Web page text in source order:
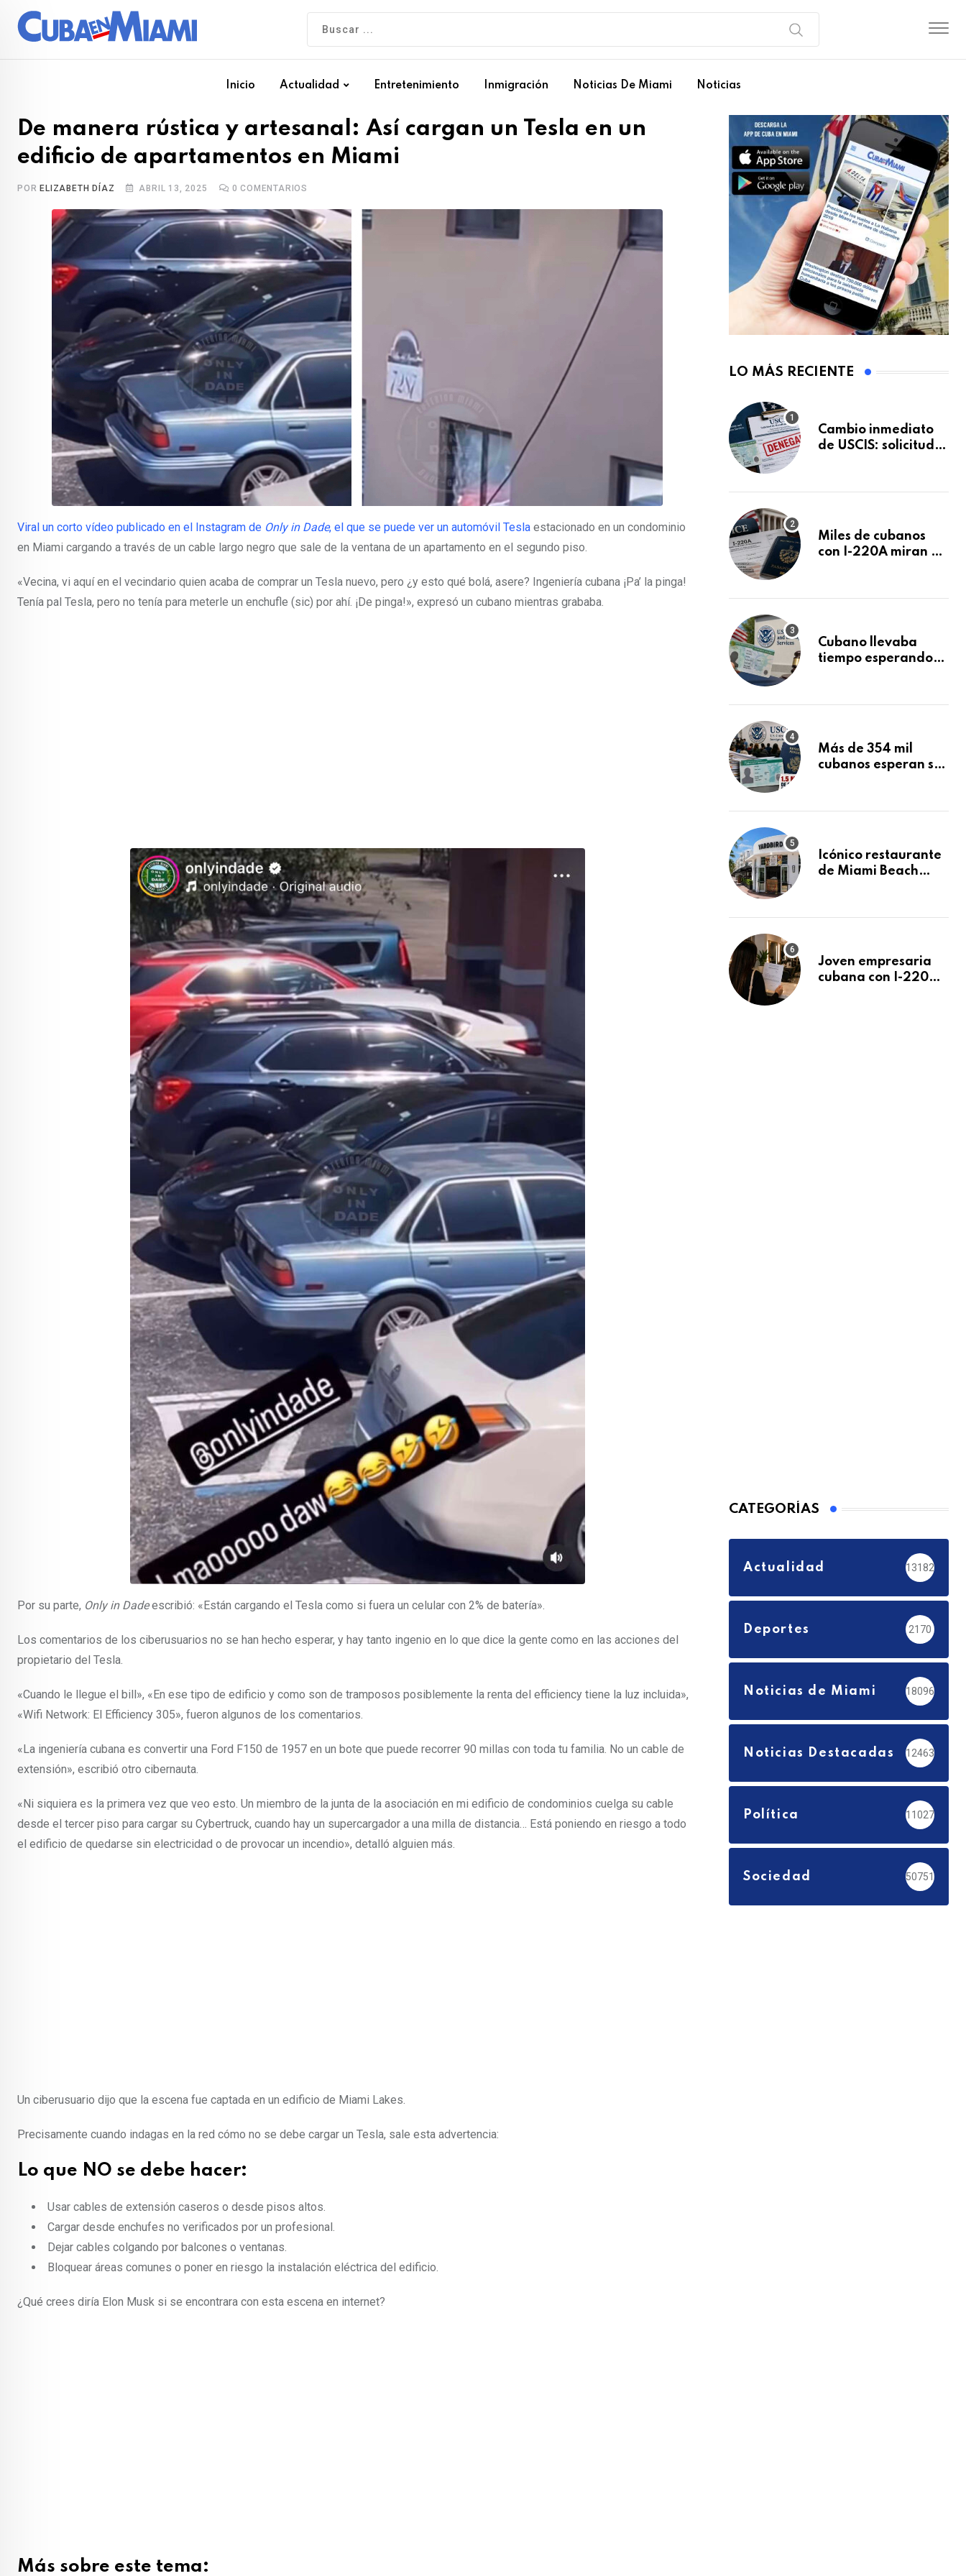
Inicio Actualidad Entretenimiento Inmigración Noticias De Miami Noticias
De manera rústica y artesanal: Así cargan un Tesla en un
edificio de apartamentos en Miami
POR ELIZABETH DÍAZ ABRIL 13, 2025 0 COMENTARIOS
Viral un corto vídeo publicado en el Instagram de Only in Dade, el que se puede ver un automóvil Tesla estacionado en un condominio
en Miami cargando a través de un cable largo negro que sale de la ventana de un apartamento en el segundo piso.
«Vecina, vi aquí en el vecindario quien acaba de comprar un Tesla nuevo, pero ¿y esto qué bolá, asere? Ingeniería cubana ¡Pa’ la pinga!
Tenía pal Tesla, pero no tenía para meterle un enchufle (sic) por ahí. ¡De pinga!», expresó un cubano mientras grababa.
Por su parte, Only in Dadeescribió: «Están cargando el Tesla como si fuera un celular con 2% de batería».
Los comentarios de los ciberusuarios no se han hecho esperar, y hay tanto ingenio en lo que dice la gente como en las acciones del
propietario del Tesla.
«Cuando le llegue el bill», «En ese tipo de edificio y como son de tramposos posiblemente la renta del efficiency tiene la luz incluida»,
«Wifi Network: El Efficiency 305», fueron algunos de los comentarios.
«La ingeniería cubana es convertir una Ford F150 de 1957 en un bote que puede recorrer 90 millas con toda tu familia. No un cable de
extensión», escribió otro cibernauta.
«Ni siquiera es la primera vez que veo esto. Un miembro de la junta de la asociación en mi edificio de condominios cuelga su cable
desde el tercer piso para cargar su Cybertruck, cuando hay un supercargador a una milla de distancia… Está poniendo en riesgo a todo
el edificio de quedarse sin electricidad o de provocar un incendio», detalló alguien más.
Un ciberusuario dijo que la escena fue captada en un edificio de Miami Lakes.
Precisamente cuando indagas en la red cómo no se debe cargar un Tesla, sale esta advertencia:
Lo que NO se debe hacer:
Usar cables de extensión caseros o desde pisos altos.
Cargar desde enchufes no verificados por un profesional.
Dejar cables colgando por balcones o ventanas.
Bloquear áreas comunes o poner en riesgo la instalación eléctrica del edificio.
¿Qué crees diría Elon Musk si se encontrara con esta escena en internet?
Más sobre este tema:
LO MÁS RECIENTE
Cambio inmediato
de USCIS: solicitudes
sin previo aviso
Miles de cubanos
con I-220A miran al
decidirse en una
Cubano llevaba
tiempo esperando
tras Writ of
Más de 354 mil
cubanos esperan su
acumula 1.5 millones
Icónico restaurante
de Miami Beach
después de 15 años
Joven empresaria
cubana con I-220A
CATEGORÍAS
Actualidad 13182
Deportes 2170
Noticias de Miami 18096
Noticias Destacadas 12463
Política 11027
Sociedad 50751